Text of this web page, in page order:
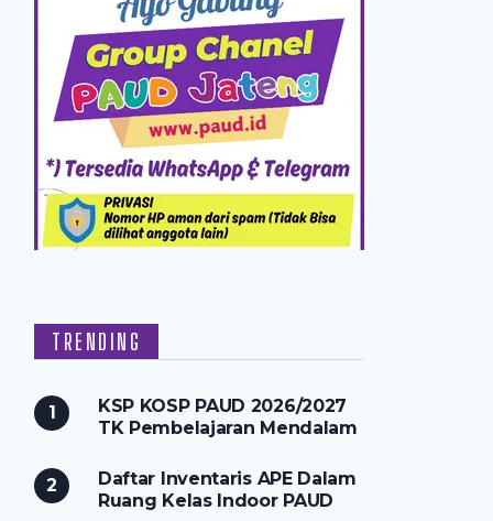
TRENDING
KSP KOSP PAUD 2026/2027
TK Pembelajaran Mendalam
Daftar Inventaris APE Dalam
Ruang Kelas Indoor PAUD